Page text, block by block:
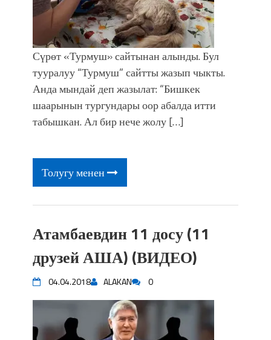
Сүрөт «Турмуш» сайтынан алынды. Бул
тууралуу “Турмуш” сайтты жазып чыкты.
Анда мындай деп жазылат: “Бишкек
шаарынын тургундары оор абалда итти
табышкан. Ал бир нече жолу […]
Толугу менен
Атамбаевдин 11 досу (11
друзей АША) (ВИДЕО)
04.04.2018 ALAKAN 0